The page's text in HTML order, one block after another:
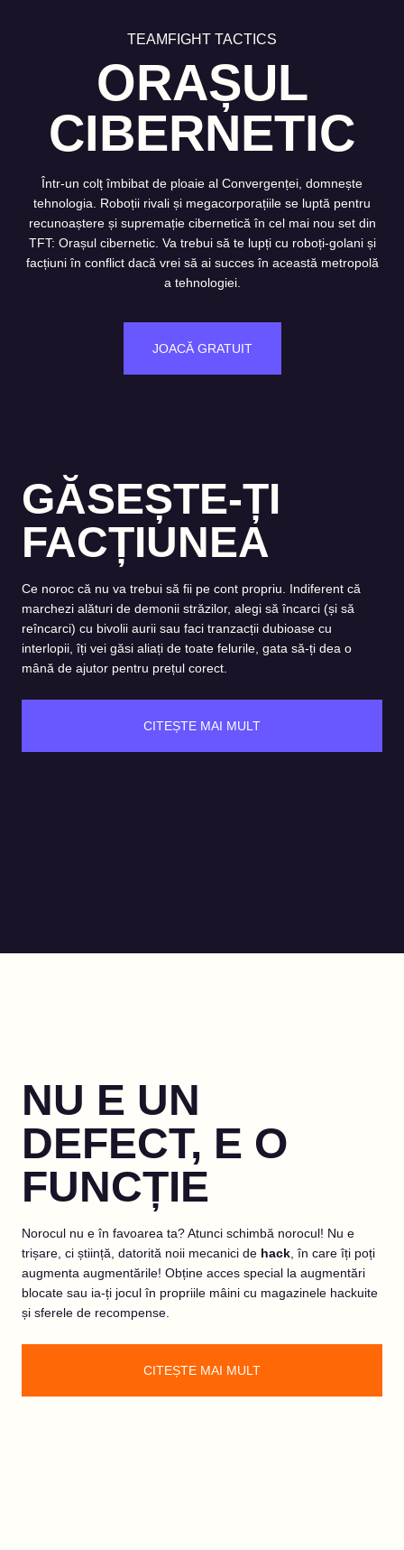
TEAMFIGHT TACTICS
ORAȘUL
CIBERNETIC
Într-un colț îmbibat de ploaie al Convergenței, domnește
tehnologia. Roboții rivali și megacorporațiile se luptă pentru
recunoaștere și supremație cibernetică în cel mai nou set din
TFT: Orașul cibernetic. Va trebui să te lupți cu roboți-golani și
facțiuni în conflict dacă vrei să ai succes în această metropolă
a tehnologiei.
JOACĂ GRATUIT
GĂSEȘTE-ȚI
FACȚIUNEA
Ce noroc că nu va trebui să fii pe cont propriu. Indiferent că
marchezi alături de demonii străzilor, alegi să încarci (și să
reîncarci) cu bivolii aurii sau faci tranzacții dubioase cu
interlopii, îți vei găsi aliați de toate felurile, gata să-ți dea o
mână de ajutor pentru prețul corect.
CITEȘTE MAI MULT
NU E UN
DEFECT, E O
FUNCȚIE
Norocul nu e în favoarea ta? Atunci schimbă norocul! Nu e
trișare, ci știință, datorită noii mecanici de hack , în care îți poți
augmenta augmentările! Obține acces special la augmentări
blocate sau ia-ți jocul în propriile mâini cu magazinele hackuite
și sferele de recompense.
CITEȘTE MAI MULT